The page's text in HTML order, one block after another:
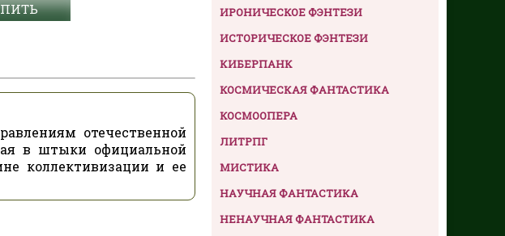
отечественной
в штыки официальной
коллективизации и ее
ИРОНИЧЕСКОЕ ФЭНТЕЗИ
ИСТОРИЧЕСКОЕ ФЭНТЕЗИ
КИБЕРПАНК
КОСМИЧЕСКАЯ ФАНТАСТИКА
КОСМООПЕРА
ЛИТРПГ
МИСТИКА
НАУЧНАЯ ФАНТАСТИКА
НЕНАУЧНАЯ ФАНТАСТИКА